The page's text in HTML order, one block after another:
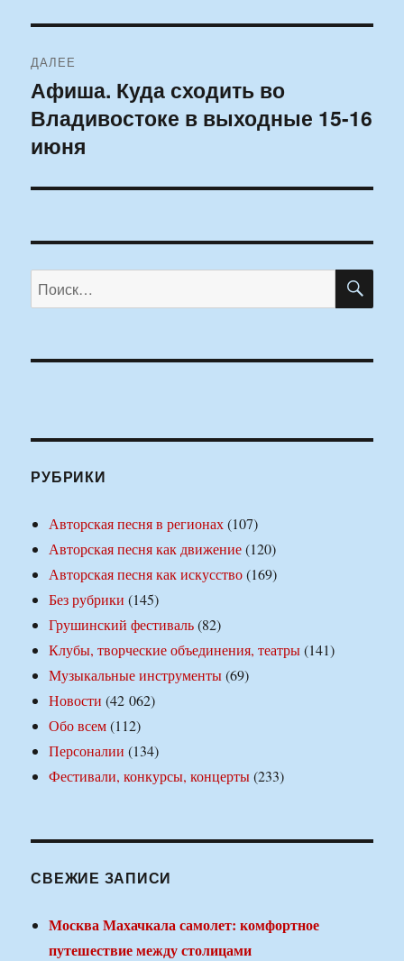
ДАЛЕЕ
Следующая
запись:
Афиша. Куда сходить во
Владивостоке в выходные 15-16
июня
Искать:
РУБРИКИ
Авторская песня в регионах(107)
Авторская песня как движение(120)
Авторская песня как искусство(169)
Без рубрики (145)
Грушинский фестиваль(82)
Клубы, творческие объединения, театры(141)
Музыкальные инструменты(69)
Новости (42 062)
Обо всем(112)
Персоналии (134)
Фестивали, конкурсы, концерты(233)
СВЕЖИЕ ЗАПИСИ
Москва Махачкала самолет: комфортное
путешествие между столицами